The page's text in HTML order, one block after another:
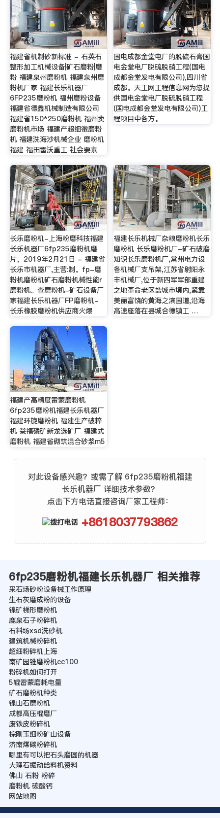
福建省机制砂新标准 - 石英石
整形加工机械设备|矿石磨粉|磨
粉 福建泉州磨粉机 福建泉州磨
粉机厂家 福建长乐机器厂
6FP235磨粉机 福州磨粉设备
福建省德鑫机械制造有限公司
福建省150*250磨粉机 福州卖
磨粉机市场 福建产超细徵磨粉
机 福建洗海沙机械企业 磨粉机
福建 福田雷沃重工 社会要素
国电成都金堂电厂的脱硫石膏国
电金堂电厂脱硫脱硝工程(国电
成都金堂发电有限公司),四川省
成都。天工网工程信息网为您提
供国电金堂电厂脱硫脱硝工程
(国电成都金堂发电有限公司)工
程项目中各方。
长乐磨粉机-上海粉磨科技福建
长乐机器厂6fp235磨粉机磨
片，2019年2月21日 - 福建省
长乐市机器厂,主营:制。fp-磨
粉机磨粉机矿石磨粉机械性能r
磨粉机。查磨粉机-矿石设备厂
家福建长乐机器厂FP磨粉机-
长乐橡胶磨粉机供应商火爆
福建长乐机械厂杂粮磨粉机长乐
磨粉机 长乐磨粉机厂-矿石破磨
知识长乐磨粉机厂,常州电力设
备机械厂支吊架,江苏省射阳永
丰机械厂,位于新四军军部重建
之地革命老区盐城市境内,紧靠
美丽富饶的黄海之滨国道,沿海
高速座落在县城合德镇工 …
福建产高精度雷蒙磨粉机
6fp235磨粉机福建长乐机器厂
福建环旋磨粉机 福建生产破粹
机 瓮福磷矿新龙选矿厂 福建式
磨粉机 福建省砌筑混合砂浆m5
对此设备感兴趣？或需了解 6fp235磨粉机福建
长乐机器厂 详细技术参数？
点击下方电话直接咨询厂家工程师：
+8618037793862
6fp235磨粉机福建长乐机器厂 相关推荐
采石场砂粉设备械工作原理
生石灰磨成粉的设备
镍矿梯形磨粉机
鹿泉石子粉碎机
石料场xsd洗砂机
建筑机械粉碎机
超细粉碎机上海
南矿园锥磨粉机cc100
粉碎机如何打开
5辊雷蒙磨耗电量
矿石磨粉机种类
镍山石磨粉机
成都高压棍磨厂
废铁皮粉碎机
棕刚玉细粉矿山设备
济南煤碳粉碎机
哪里有可以把石头磨圆的机器
大理石振动给料机资料
佛山 石粉 粉碎
磨粉机 碳酸钙
网站地图